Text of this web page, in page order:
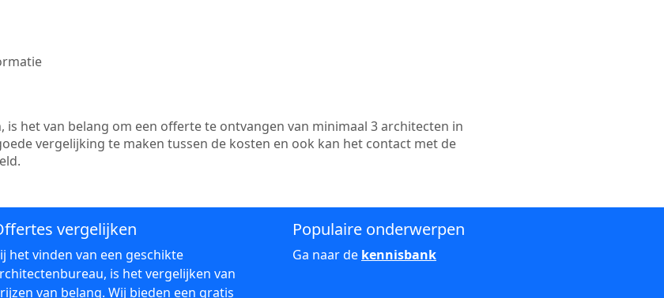
het van belang om een offerte te ontvangen van minimaal 3 architecten in
vergelijking te maken tussen de kosten en ook kan het contact met de
vergelijken
het vinden van een geschikte
is het vergelijken van
van belang. Wij bieden een gratis
Populaire onderwerpen
Ga naar de kennisbank